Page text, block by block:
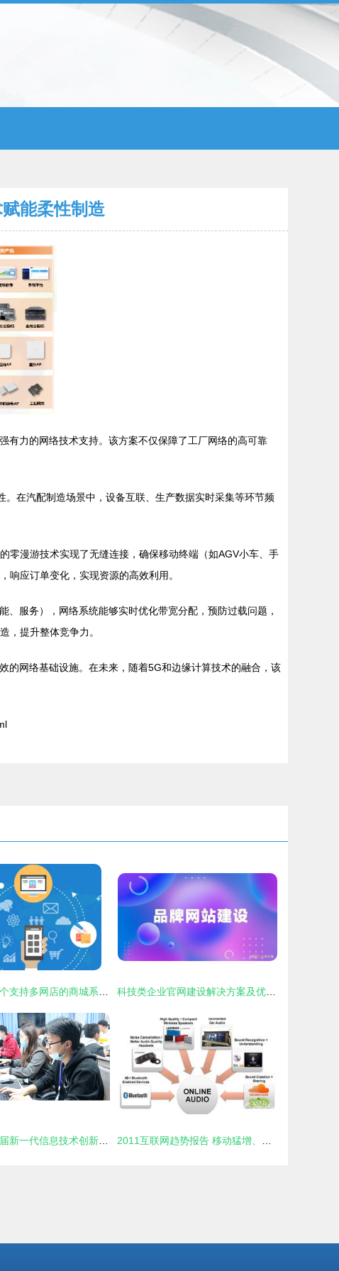
能柔性制造
有力的网络技术支持。该方案不仅保障了工厂网络的高可靠
。在汽配制造场景中，设备互联、生产数据实时采集等环节频
零漫游技术实现了无缝连接，确保移动终端（如AGV小车、手
应订单变化，实现资源的高效利用。
服务），网络系统能够实时优化带宽分配，预防过载问题，
，提升整体竞争力。
的网络基础设施。在未来，随着5G和边缘计算技术的融合，该